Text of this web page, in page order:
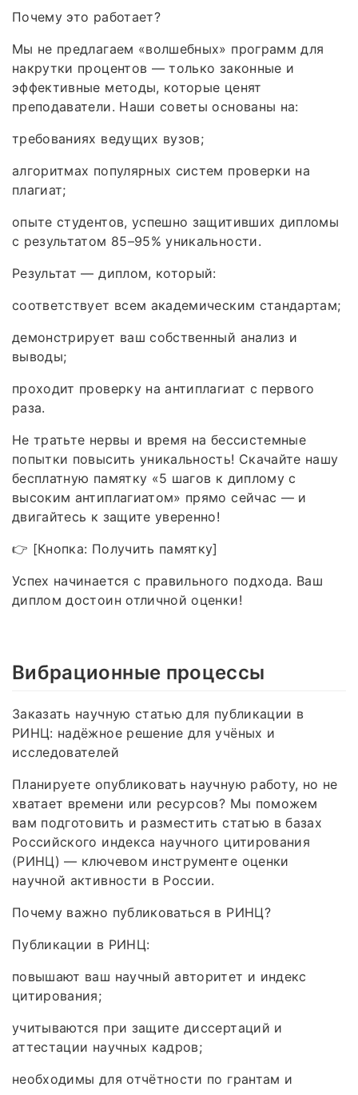
Почему это работает?
Мы не предлагаем «волшебных» программ для
накрутки процентов — только законные и
эффективные методы, которые ценят
преподаватели. Наши советы основаны на:
требованиях ведущих вузов;
алгоритмах популярных систем проверки на
плагиат;
опыте студентов, успешно защитивших дипломы
с результатом 85–95% уникальности.
Результат — диплом, который:
соответствует всем академическим стандартам;
демонстрирует ваш собственный анализ и
выводы;
проходит проверку на антиплагиат с первого
раза.
Не тратьте нервы и время на бессистемные
попытки повысить уникальность! Скачайте нашу
бесплатную памятку «5 шагов к диплому с
высоким антиплагиатом» прямо сейчас — и
двигайтесь к защите уверенно!
👉 [Кнопка: Получить памятку]
Успех начинается с правильного подхода. Ваш
диплом достоин отличной оценки!
Вибрационные процессы
Заказать научную статью для публикации в
РИНЦ: надёжное решение для учёных и
исследователей
Планируете опубликовать научную работу, но не
хватает времени или ресурсов? Мы поможем
вам подготовить и разместить статью в базах
Российского индекса научного цитирования
(РИНЦ) — ключевом инструменте оценки
научной активности в России.
Почему важно публиковаться в РИНЦ?
Публикации в РИНЦ:
повышают ваш научный авторитет и индекс
цитирования;
учитываются при защите диссертаций и
аттестации научных кадров;
необходимы для отчётности по грантам и